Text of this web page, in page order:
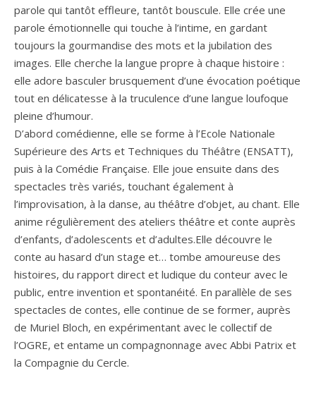
parole qui tantôt effleure, tantôt bouscule. Elle crée une
parole émotionnelle qui touche à l’intime, en gardant
toujours la gourmandise des mots et la jubilation des
images. Elle cherche la langue propre à chaque histoire :
elle adore basculer brusquement d’une évocation poétique
tout en délicatesse à la truculence d’une langue loufoque
pleine d’humour.
D’abord comédienne, elle se forme à l’Ecole Nationale
Supérieure des Arts et Techniques du Théâtre (ENSATT),
puis à la Comédie Française. Elle joue ensuite dans des
spectacles très variés, touchant également à
l’improvisation, à la danse, au théâtre d’objet, au chant. Elle
anime régulièrement des ateliers théâtre et conte auprès
d’enfants, d’adolescents et d’adultes.Elle découvre le
conte au hasard d’un stage et… tombe amoureuse des
histoires, du rapport direct et ludique du conteur avec le
public, entre invention et spontanéité. En parallèle de ses
spectacles de contes, elle continue de se former, auprès
de Muriel Bloch, en expérimentant avec le collectif de
l’OGRE, et entame un compagnonnage avec Abbi Patrix et
la Compagnie du Cercle.